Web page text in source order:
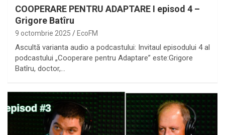
COOPERARE PENTRU ADAPTARE I episod 4 –
Grigore Batîru
9 octombrie 2025 EcoFM
Ascultă varianta audio a podcastului: Invitaul episodului 4 al
podcastului „Cooperare pentru Adaptare” este:Grigore
Batîru, doctor,…